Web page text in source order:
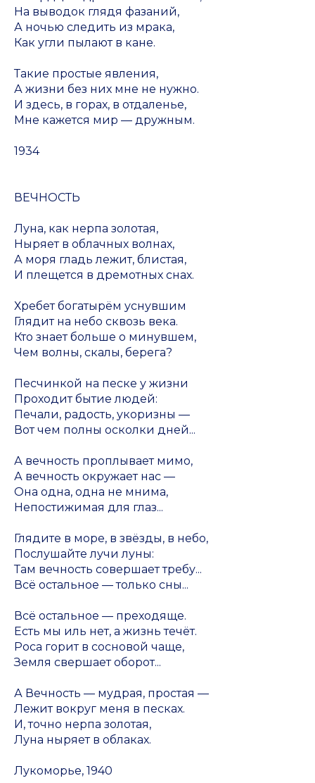
На выводок глядя фазаний,
А ночью следить из мрака,
Как угли пылают в кане.
Такие простые явления,
А жизни без них мне не нужно.
И здесь, в горах, в отдаленье,
Мне кажется мир — дружным.
1934
ВЕЧНОСТЬ
Луна, как нерпа золотая,
Ныряет в облачных волнах,
А моря гладь лежит, блистая,
И плещется в дремотных снах.
Хребет богатырём уснувшим
Глядит на небо сквозь века.
Кто знает больше о минувшем,
Чем волны, скалы, берега?
Песчинкой на песке у жизни
Проходит бытие людей:
Печали, радость, укоризны —
Вот чем полны осколки дней...
А вечность проплывает мимо,
А вечность окружает нас —
Она одна, одна не мнима,
Непостижимая для глаз...
Глядите в море, в звёзды, в небо,
Послушайте лучи луны:
Там вечность совершает требу...
Всё остальное — только сны...
Всё остальное — преходяще.
Есть мы иль нет, а жизнь течёт.
Роса горит в сосновой чаще,
Земля свершает оборот...
А Вечность — мудрая, простая —
Лежит вокруг меня в песках.
И, точно нерпа золотая,
Луна ныряет в облаках.
Лукоморье, 1940